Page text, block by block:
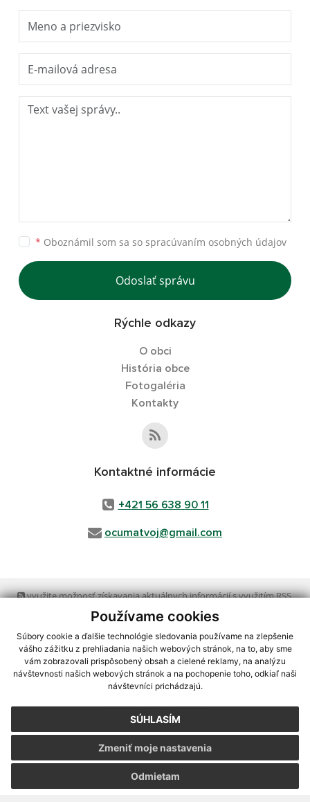
Používame cookies
Súbory cookie a ďalšie technológie sledovania používame na zlepšenie
vášho zážitku z prehliadania našich webových stránok, na to, aby sme
vám zobrazovali prispôsobený obsah a cielené reklamy, na analýzu
návštevnosti našich webových stránok a na pochopenie toho, odkiaľ naši
návštevníci prichádzajú.
SÚHLASÍM
Odmietam
Zmeniť moje nastavenia
* Oboznámil som sa so spracúvaním osobných údajov
Odoslať správu
Rýchle odkazy
O obci
História obce
Fotogaléria
Kontakty
Kontaktné informácie
+421 56 638 90 11
ocumatvoj@gmail.com
využite možnosť získavania aktuálnych informácií s využitím RSS,
CMS systém (redakčný) systém ECHELON 2, Mapa stránok
webex.digital, s.r.o.,domény,registrácia domény
spoločnosť webex.digital, s.r.o.,technický prevádzkovateľ
Posledná aktualizácia:10.08.2026
Vytlačiť stránku|Vyhlásenie o prístupnosti
webdesign |